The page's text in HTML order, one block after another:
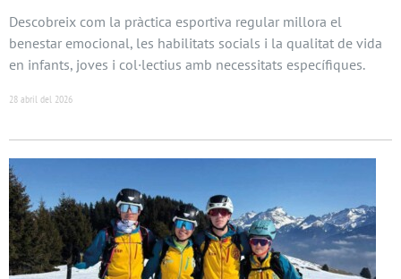
Descobreix com la pràctica esportiva regular millora el
benestar emocional, les habilitats socials i la qualitat de vida
en infants, joves i col·lectius amb necessitats específiques.
28 abril del 2026